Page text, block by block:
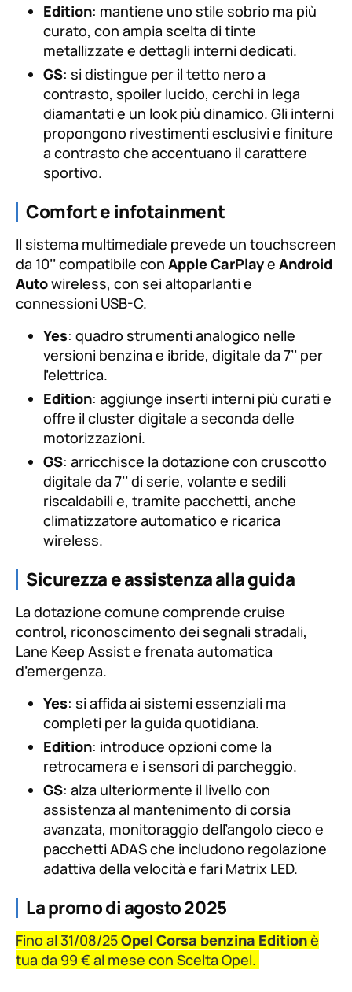
Edition: mantiene uno stile sobrio ma più
curato, con ampia scelta di tinte
metallizzate e dettagli interni dedicati.
GS: si distingue per il tetto nero a
contrasto, spoiler lucido, cerchi in lega
diamantati e un look più dinamico. Gli interni
propongono rivestimenti esclusivi e finiture
a contrasto che accentuano il carattere
sportivo.
Comfort e infotainment
Il sistema multimediale prevede un touchscreen
da 10’’ compatibile con Apple CarPlaye Android
Autowireless, con sei altoparlanti e
connessioni USB-C.
Yes: quadro strumenti analogico nelle
versioni benzina e ibride, digitale da 7’’ per
l’elettrica.
Edition: aggiunge inserti interni più curati e
offre il cluster digitale a seconda delle
motorizzazioni.
GS: arricchisce la dotazione con cruscotto
digitale da 7’’ di serie, volante e sedili
riscaldabili e, tramite pacchetti, anche
climatizzatore automatico e ricarica
wireless.
Sicurezza e assistenza alla guida
La dotazione comune comprende cruise
control, riconoscimento dei segnali stradali,
Lane Keep Assist e frenata automatica
d’emergenza.
Yes: si affida ai sistemi essenziali ma
completi per la guida quotidiana.
Edition: introduce opzioni come la
retrocamera e i sensori di parcheggio.
GS: alza ulteriormente il livello con
assistenza al mantenimento di corsia
avanzata, monitoraggio dell’angolo cieco e
pacchetti ADAS che includono regolazione
adattiva della velocità e fari Matrix LED.
La promo di agosto 2025
Fino al 31/08/25Opel Corsa benzina Editionè
tua da 99 € al mese con Scelta Opel.